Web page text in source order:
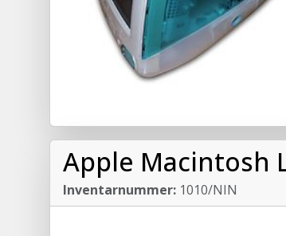
Apple Macintosh
Inventarnummer: 1010/NIN